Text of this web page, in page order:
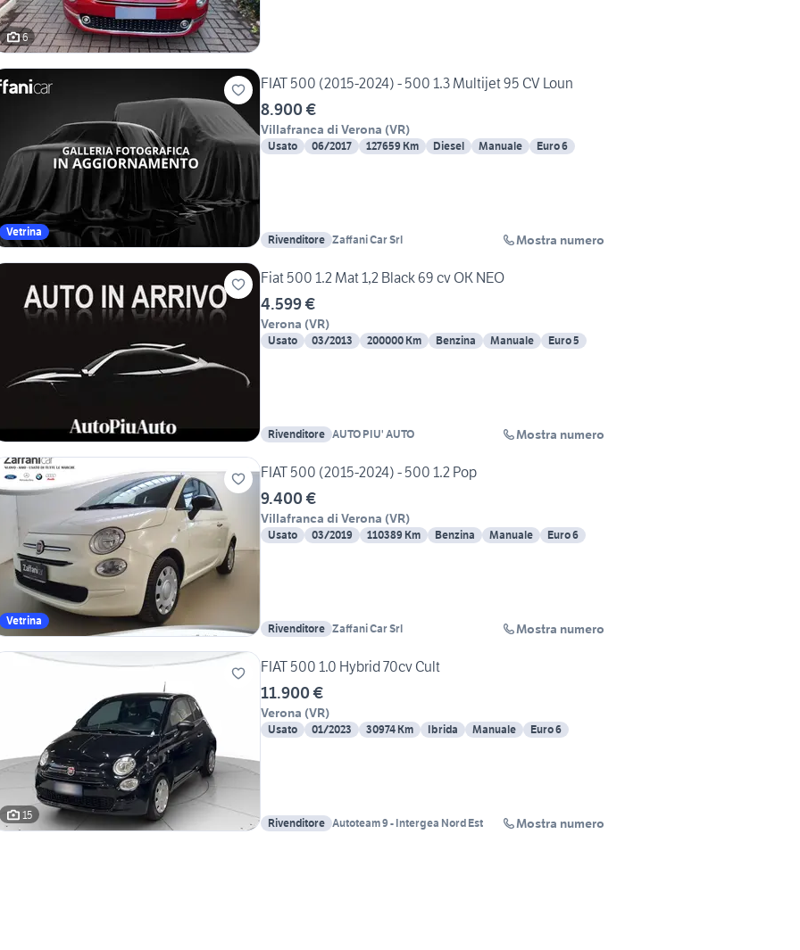
6
Vetrina
FIAT 500 (2015-2024) - 500 1.3 Multijet 95 CV Loun
8.900 €
Villafranca di Verona (VR)
Usato 06/2017 127659 Km Diesel Manuale Euro 6
Rivenditore Zaffani Car Srl Mostra numero
Fiat 500 1.2 Mat 1,2 Black 69 cv OK NEO
4.599 €
Verona (VR)
Usato 03/2013 200000 Km Benzina Manuale Euro 5
Rivenditore AUTO PIU' AUTO Mostra numero
Vetrina
FIAT 500 (2015-2024) - 500 1.2 Pop
9.400 €
Villafranca di Verona (VR)
Usato 03/2019 110389 Km Benzina Manuale Euro 6
Rivenditore Zaffani Car Srl Mostra numero
15
FIAT 500 1.0 Hybrid 70cv Cult
11.900 €
Verona (VR)
Usato 01/2023 30974 Km Ibrida Manuale Euro 6
Rivenditore Autoteam 9 - Intergea Nord Est Mostra numero